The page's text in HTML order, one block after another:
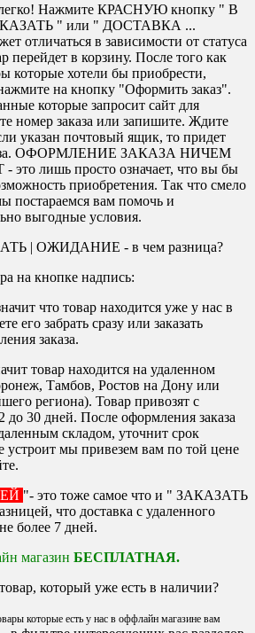
легко! Нажмите КРАСНУЮ кнопку " В
" или " ДОСТАВКА ...
отличаться в зависимости от статуса
перейдет в корзину. После того как
которые хотели бы приобрести,
на кнопку "Оформить заказ".
которые запросит сайт для
номер заказа или запишите. Ждите
указан почтовый ящик, то придет
ОФОРМЛЕНИЕ ЗАКАЗА НИЧЕМ
лишь просто означает, что вы бы
приобретения. Так что смело
постараемся вам помочь и
выгодные условия.
| ОЖИДАНИЕ - в чем разница?
на кнопке надпись:
что товар находится уже у нас в
забрать сразу или заказать
заказа.
товар находится на удаленном
Тамбов, Ростов на Дону или
региона). Товар привозят с
до 30 дней. После оформления заказа
складом, уточнит срок
устроит мы привезем вам по той цене
"- это тоже самое что и " ЗАКАЗАТЬ
что доставка с удаленного
более 7 дней.
магазин БЕСПЛАТНАЯ.
который уже есть в наличии?
которые есть у нас в оффлайн магазине вам